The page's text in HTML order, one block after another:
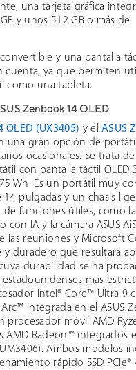
una tarjeta gráfica
y unos 512 GB o más de
y una pantalla
cuenta, ya que permiten
como una tableta.
Zenbook 14 OLED
OLED (UX3405) y elASUS
una gran opción de portátil
ocasionales. Se trata
con pantalla táctil OLED
Wh. Es un portátil muy
pulgadas y un chasis
de funciones útiles, como la
con IA y la cámara ASUS
las reuniones y Microsoft
duradero que resultará
durabilidad se ha
estadounidenses más
Intel® Core™ Ultra 9
integrada en el ASUS
procesador móvil AMD
AMD Radeon™ integrados
Ambos modelos
rápido SSD PCIe®